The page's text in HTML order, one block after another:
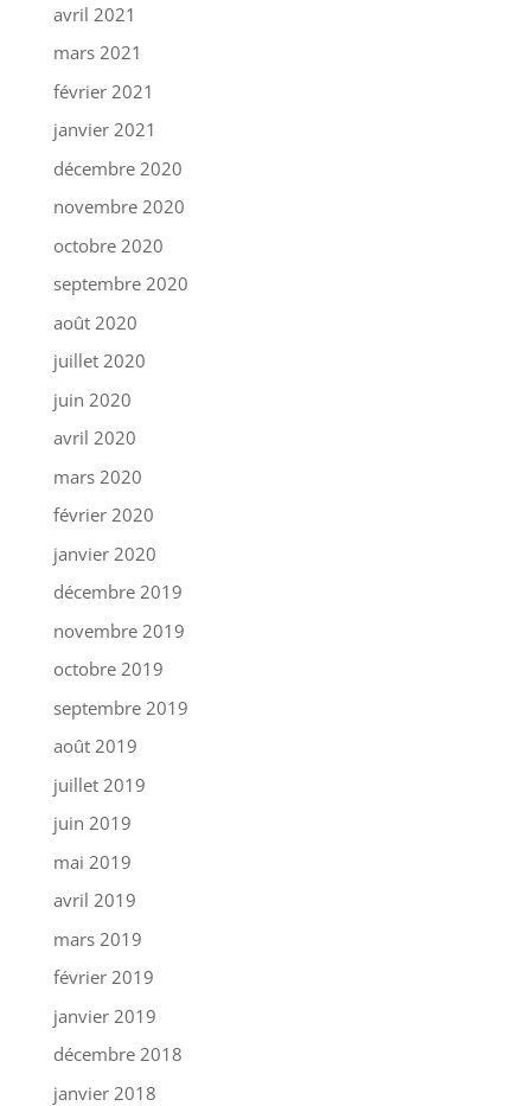
avril 2021
mars 2021
février 2021
janvier 2021
décembre 2020
novembre 2020
octobre 2020
septembre 2020
août 2020
juillet 2020
juin 2020
avril 2020
mars 2020
février 2020
janvier 2020
décembre 2019
novembre 2019
octobre 2019
septembre 2019
août 2019
juillet 2019
juin 2019
mai 2019
avril 2019
mars 2019
février 2019
janvier 2019
décembre 2018
janvier 2018